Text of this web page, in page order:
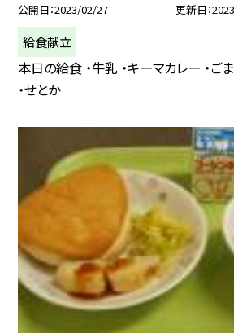
公開日 2023/02/27 更新日
給食献立
本日の給食 ・牛乳 ・キーマカレー ・ご
・せとか